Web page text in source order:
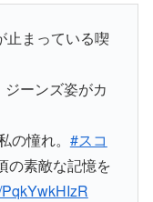
止まっている喫
ーンズ姿がカ
憧れ。 #スコ
の素敵な記憶を